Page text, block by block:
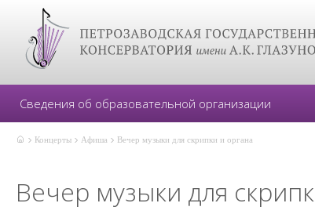
Сведения об образовательной организации
Концерты Афиша Вечер музыки для скрипки и органа
Вечер музыки для